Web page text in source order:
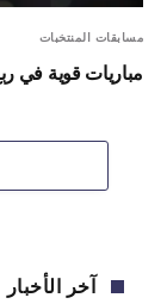
مسابقات المنتخبات
مباريات قوية في
آخر الأخبار